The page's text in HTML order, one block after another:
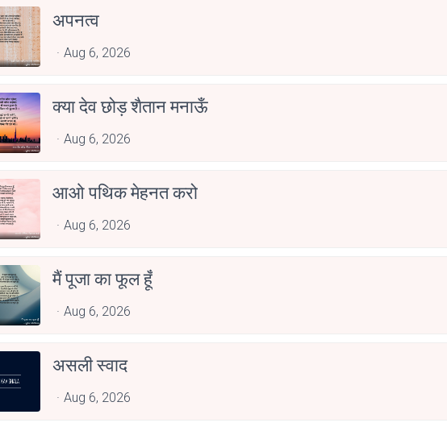
अपनत्व
Aug 6, 2026
क्या देव छोड़ शैतान मनाऊँ
Aug 6, 2026
आओ पथिक मेहनत करो
Aug 6, 2026
मैं पूजा का फूल हूँ
Aug 6, 2026
असली स्वाद
Aug 6, 2026